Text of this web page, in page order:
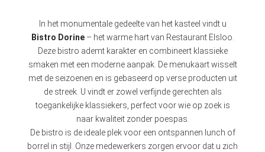
In het monumentale gedeelte van het kasteel vindt u
Bistro Dorine– het warme hart van Restaurant Elsloo.
Deze bistro ademt karakter en combineert klassieke
smaken met een moderne aanpak. De menukaart wisselt
met de seizoenen en is gebaseerd op verse producten uit
de streek. U vindt er zowel verfijnde gerechten als
toegankelijke klassiekers, perfect voor wie op zoek is
naar kwaliteit zonder poespas.
De bistro is de ideale plek voor een ontspannen lunch of
borrel in stijl. Onze medewerkers zorgen ervoor dat u zich